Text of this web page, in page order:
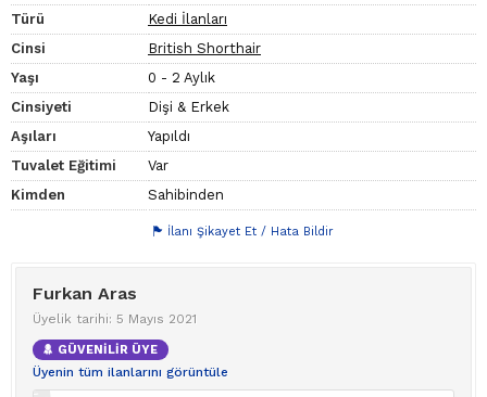
Türü
Kedi İlanları
Cinsi
British Shorthair
Yaşı
0 - 2 Aylık
Cinsiyeti
Dişi & Erkek
Aşıları
Yapıldı
Tuvalet Eğitimi
Var
Kimden
Sahibinden
İlanı Şikayet Et / Hata Bildir
Furkan Aras
Üyelik tarihi: 5 Mayıs 2021
GÜVENİLİR ÜYE
Üyenin tüm ilanlarını görüntüle